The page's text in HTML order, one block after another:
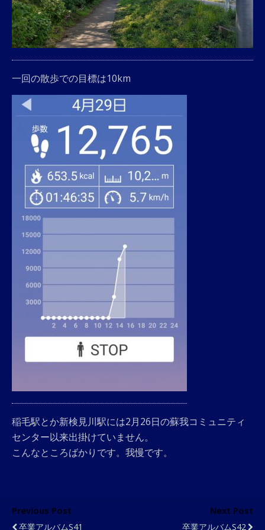
一回の散歩での目標は10km
稲毛駅とか新検見川駅には2月26日の蘇我コミュニティ
センター以来出掛けていません。
こんなところばかりです。我慢です。
Previous Post
卒業アルバムS41
Next Post
卒業アルバムS42